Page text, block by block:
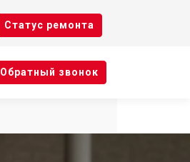
Cтатус ремонта
Oбратный звонок